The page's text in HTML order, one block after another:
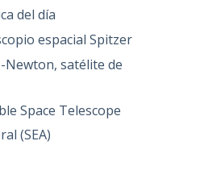
del día
espacial Spitzer
Newton, satélite de
Space Telescope
(SEA)